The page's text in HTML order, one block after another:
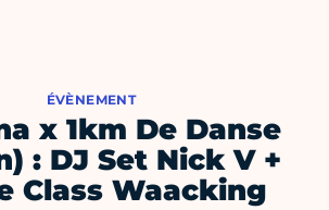
ÉVÈNEMENT
x 1km De Danse
: DJ Set Nick V +
Class Waacking